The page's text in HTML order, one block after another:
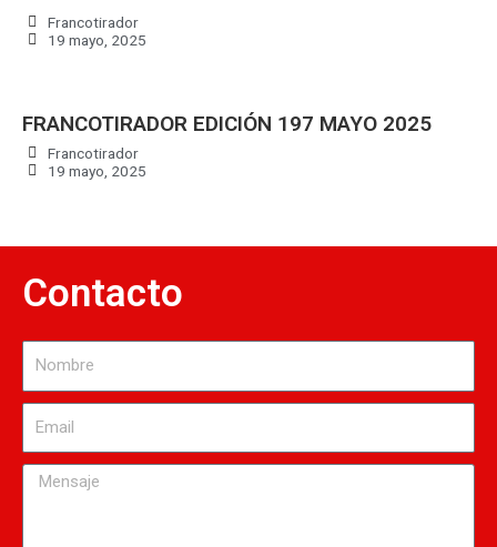
Francotirador
19 mayo, 2025
FRANCOTIRADOR EDICIÓN 197 MAYO 2025
Francotirador
19 mayo, 2025
Contacto
Mensaje